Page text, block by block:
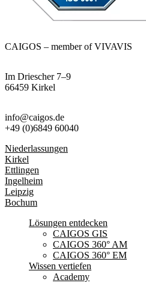
CAIGOS – member of VIVAVIS
Im Driescher 7–9
66459 Kirkel
info@caigos.de
+49 (0)6849 60040
Niederlassungen
Kirkel
Ettlingen
Ingelheim
Leipzig
Bochum
Lösungen entdecken
CAIGOS GIS
CAIGOS 360° AM
CAIGOS 360° EM
Wissen vertiefen
Academy